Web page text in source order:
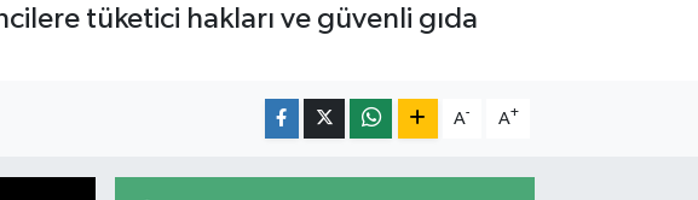
tüketici hakları ve güvenli gıda
A- A+